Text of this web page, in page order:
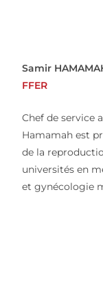
Samir
FFER
Chef de service
Hamamah est
de la
universités en
et gynécologie